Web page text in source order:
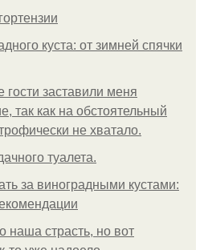
куста: от зимней спячки
заставили меня
так как на обстоятельный
не хватало.
туалета.
за виноградными кустами:
наша страсть, но вот